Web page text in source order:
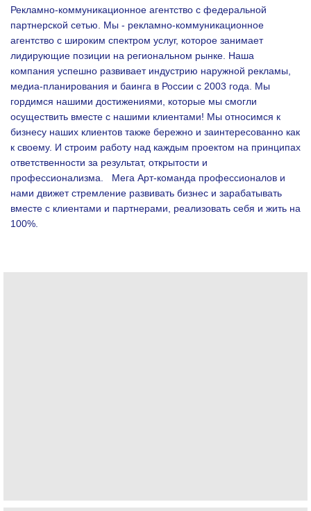
Рекламно-коммуникационное агентство с федеральной
партнерской сетью. Мы - рекламно-коммуникационное
агентство с широким спектром услуг, которое занимает
лидирующие позиции на региональном рынке. Наша
компания успешно развивает индустрию наружной рекламы,
медиа-планирования и баинга в России с 2003 года. Мы
гордимся нашими достижениями, которые мы смогли
осуществить вместе с нашими клиентами! Мы относимся к
бизнесу наших клиентов также бережно и заинтересованно как
к своему. И строим работу над каждым проектом на принципах
ответственности за результат, открытости и
профессионализма. Мега Арт-команда профессионалов и
нами движет стремление развивать бизнес и зарабатывать
вместе с клиентами и партнерами, реализовать себя и жить на
100%.